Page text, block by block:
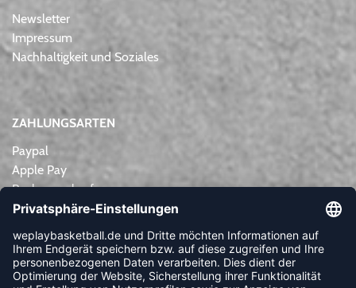
Newsletter
Impressum
Nachhaltigkeit und Soziales
ZAHLUNGSARTEN
Paypal
Apple Pay
Rechnungskauf
Lastschrift
Kreditkarte
Vorkasse